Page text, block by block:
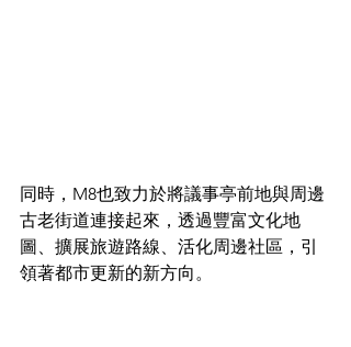
同時，M8也致力於將議事亭前地與周邊
古老街道連接起來，透過豐富文化地
圖、擴展旅遊路線、活化周邊社區，引
領著都市更新的新方向。